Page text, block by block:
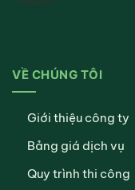
VỀ CHÚNG TÔI
Giới thiệu công ty
Bảng giá dịch vụ
Quy trình thi công